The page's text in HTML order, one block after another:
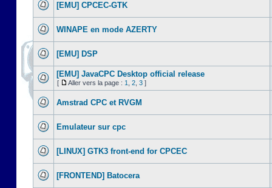
[EMU] CPCEC-GTK
WINAPE en mode AZERTY
[EMU] DSP
[EMU] JavaCPC Desktop official release
[ Aller vers la page : 1 2 3 ]
Amstrad CPC et RVGM
Emulateur sur cpc
[LINUX] GTK3 front-end for CPCEC
[FRONTEND] Batocera